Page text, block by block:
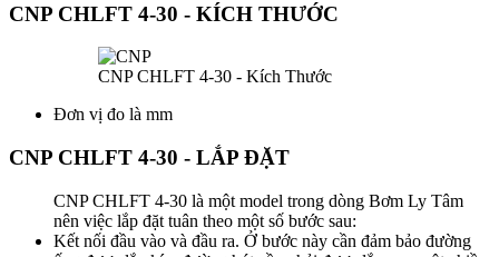
CNP CHLFT 4-30 - KÍCH THƯỚC
CNP CHLFT 4-30 - Kích Thước
Đơn vị đo là mm
CNP CHLFT 4-30 - LẮP ĐẶT
CNP CHLFT 4-30 là một model trong dòng Bơm Ly Tâm
nên việc lắp đặt tuân theo một số bước sau:
Kết nối đầu vào và đầu ra. Ở bước này cần đảm bảo đường